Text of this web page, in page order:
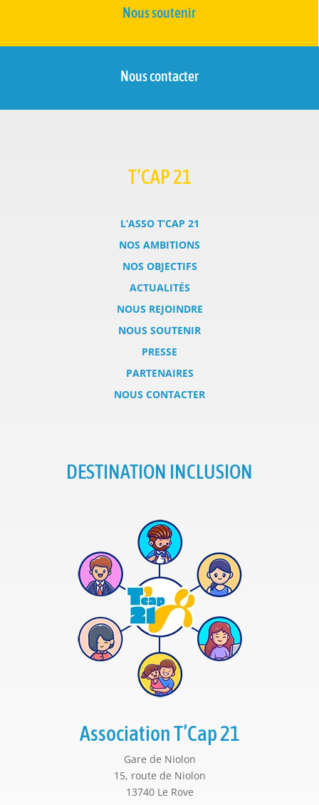
Nous soutenir
Nous contacter
T’CAP 21
L’ASSO T’CAP 21
NOS AMBITIONS
NOS OBJECTIFS
ACTUALITÉS
NOUS REJOINDRE
NOUS SOUTENIR
PRESSE
PARTENAIRES
NOUS CONTACTER
DESTINATION INCLUSION
Association T’Cap 21
Gare de Niolon
15, route de Niolon
13740 Le Rove